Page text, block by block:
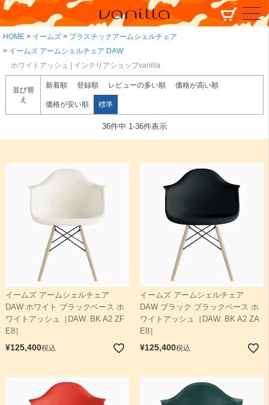
HOME イームズ
プラスチックアームシェルチェア
イームズ アームシェルチェア DAW
ホワイトアッシュ | インテリアショップvanilla
検索
並び替
え
新着順 登録順 レビューの多い順 価格が高い順
価格が安い順 標準
36件中 1-36件表示
イームズ アームシェルチェア
DAW ホワイト ブラックベース ホ
ワイトアッシュ［DAW. BK A2 ZF
E8］
¥125,400税込
イームズ アームシェルチェア
DAW ブラック ブラックベース ホ
ワイトアッシュ［DAW. BK A2 ZA
E8］
¥125,400税込